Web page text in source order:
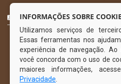
CURTA NOSSA FAN
INFORMAÇÕES SOBRE
Utilizamos serviços de
Essas ferramentas nos
experiência de navegação. Ao
você concorda com o uso de
maiores informações,
Privacidade